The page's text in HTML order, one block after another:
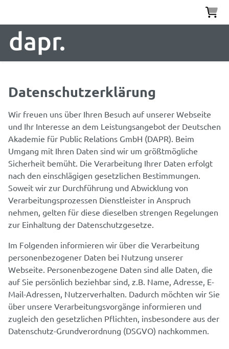
Datenschutzerklärung
Wir freuen uns über Ihren Besuch auf unserer Webseite
und Ihr Interesse an dem Leistungsangebot der Deutschen
Akademie für Public Relations GmbH (DAPR). Beim
Umgang mit Ihren Daten sind wir um größtmögliche
Sicherheit bemüht. Die Verarbeitung Ihrer Daten erfolgt
nach den einschlägigen gesetzlichen Bestimmungen.
Soweit wir zur Durchführung und Abwicklung von
Verarbeitungsprozessen Dienstleister in Anspruch
nehmen, gelten für diese dieselben strengen Regelungen
zur Einhaltung der Datenschutzgesetze.
Im Folgenden informieren wir über die Verarbeitung
personenbezogener Daten bei Nutzung unserer
Webseite. Personenbezogene Daten sind alle Daten, die
auf Sie persönlich beziehbar sind, z.B. Name, Adresse, E-
Mail-Adressen, Nutzerverhalten. Dadurch möchten wir Sie
über unsere Verarbeitungsvorgänge informieren und
zugleich den gesetzlichen Pflichten, insbesondere aus der
Datenschutz-Grundverordnung (DSGVO) nachkommen.